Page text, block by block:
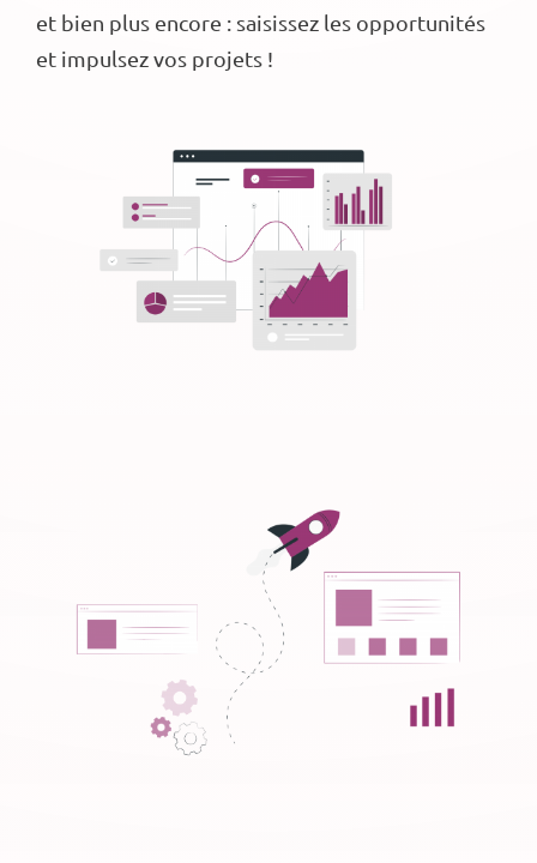
et bien plus encore : saisissez les opportunités
et impulsez vos projets !